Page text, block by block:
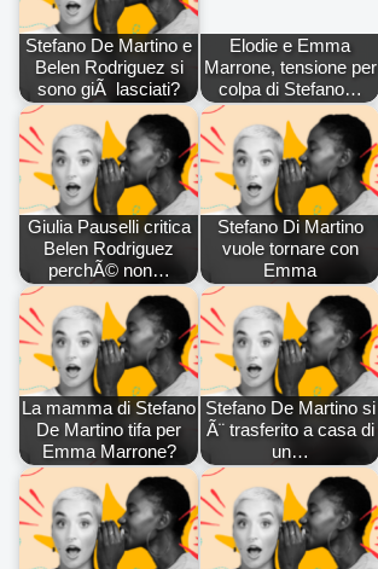
Stefano De Martino e
Belen Rodriguez si
sono giÃ lasciati?
Elodie e Emma
Marrone, tensione per
colpa di Stefano…
Giulia Pauselli critica
Belen Rodriguez
perchÃ© non…
Stefano Di Martino
vuole tornare con
Emma
La mamma di Stefano
De Martino tifa per
Emma Marrone?
Stefano De Martino si
Ã¨ trasferito a casa di
un…